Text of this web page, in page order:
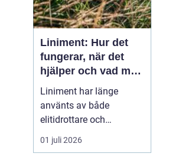
Liniment: Hur det
fungerar, när det
hjälper och vad man
bör tänka på
Liniment har länge
använts av både
elitidrottare och
vardagsmotionärer för
att lindra värk, stelhet
01 juli 2026